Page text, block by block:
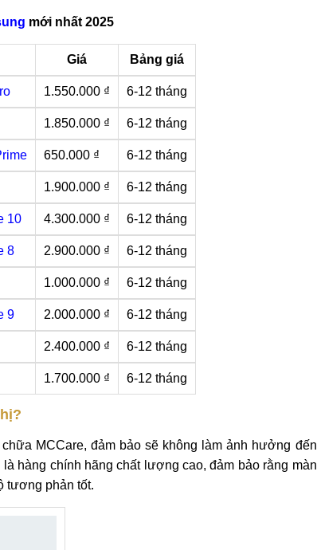
mới nhất 2025
Giá Bảng giá
1.550.000 ₫ 6-12 tháng
1.850.000 ₫ 6-12 tháng
650.000 ₫ 6-12 tháng
1.900.000 ₫ 6-12 tháng
10 4.300.000 ₫ 6-12 tháng
8 2.900.000 ₫ 6-12 tháng
1.000.000 ₫ 6-12 tháng
9 2.000.000 ₫ 6-12 tháng
2.400.000 ₫ 6-12 tháng
1.700.000 ₫ 6-12 tháng
MCCare, đảm bảo sẽ không làm ảnh hưởng đến
hàng chính hãng chất lượng cao, đảm bảo rằng màn
tương phản tốt.